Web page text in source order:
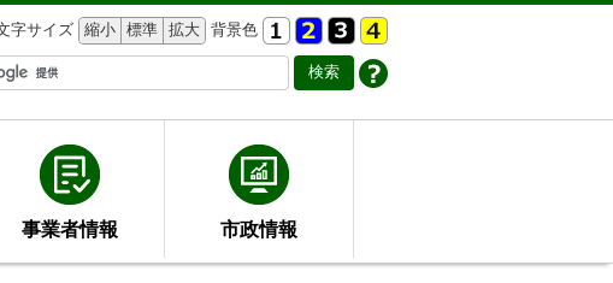
字サイズ 縮小 標準 拡大 背景色
事業者情報 市政情報